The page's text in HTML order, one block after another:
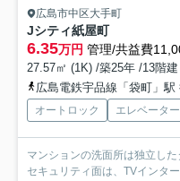
広島市中区大手町
Jシティ紙屋町
6.35万円 管理/共益費
27.57㎡ (1K) /築25年 /13階建
広島電鉄宇品線「袋町」駅
オートロック エレベーター
マンションの洗面所は独立し
セキュリティ面は、TVインタ